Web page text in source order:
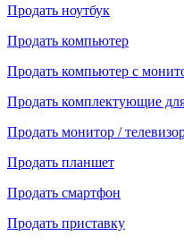
Продать ноутбук
Продать компьютер
Продать компьютер с
Продать комплектующие
Продать монитор /
Продать планшет
Продать смартфон
Продать приставку